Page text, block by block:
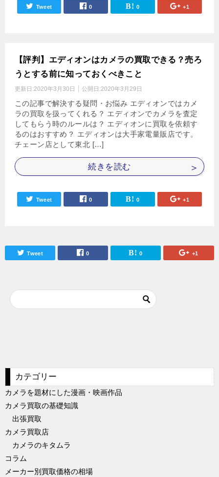
Tweet 0 0 +1
【評判】エディオンはカメラの買取できる？売ろ
うとする前に知っておくべきこと
更新日:2020年3月30日 公開日:2020年3月29日
この記事で解決する疑問・お悩み エディオンではカメ
ラの買取を扱ってくれる？ エディオンでカメラを査定
してもらう時のルールは？ エディオンに買取を依頼す
るのはおすすめ？ エディオンは大手家電量販店です。
チェーン店として東北 […]
続きを読む
Tweet 0 0 +1
Tweet 0 0 +1
カテゴリー
カメラを題材にした漫画・映画作品
カメラ買取の基礎知識
出張買取
カメラ買取店
カメラのキタムラ
コラム
メーカー別買取価格の相場